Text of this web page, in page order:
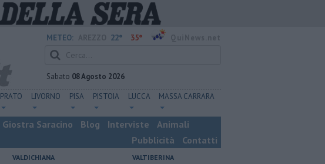
METEO: 22° 35°
Sabato 08 Agosto 2026
PRATO LIVORNO PISA PISTOIA LUCCA MASSA CARRARA
Giostra Saracino Blog Interviste
Animali
Pubblicità
Contatti
VALDICHIANA VALTIBERINA